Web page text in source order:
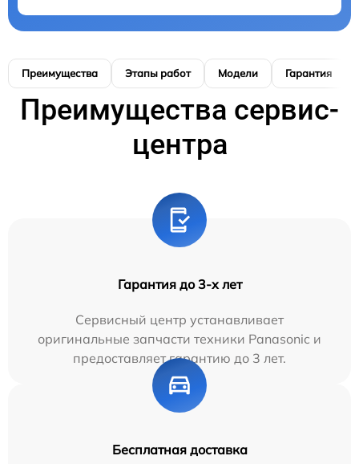
Преимущества Этапы работ Модели Гарантия
Преимущества сервис-
центра
Гарантия до 3-х лет
Сервисный центр устанавливает
оригинальные запчасти техники Panasonic и
предоставляет гарантию до 3 лет.
Бесплатная доставка